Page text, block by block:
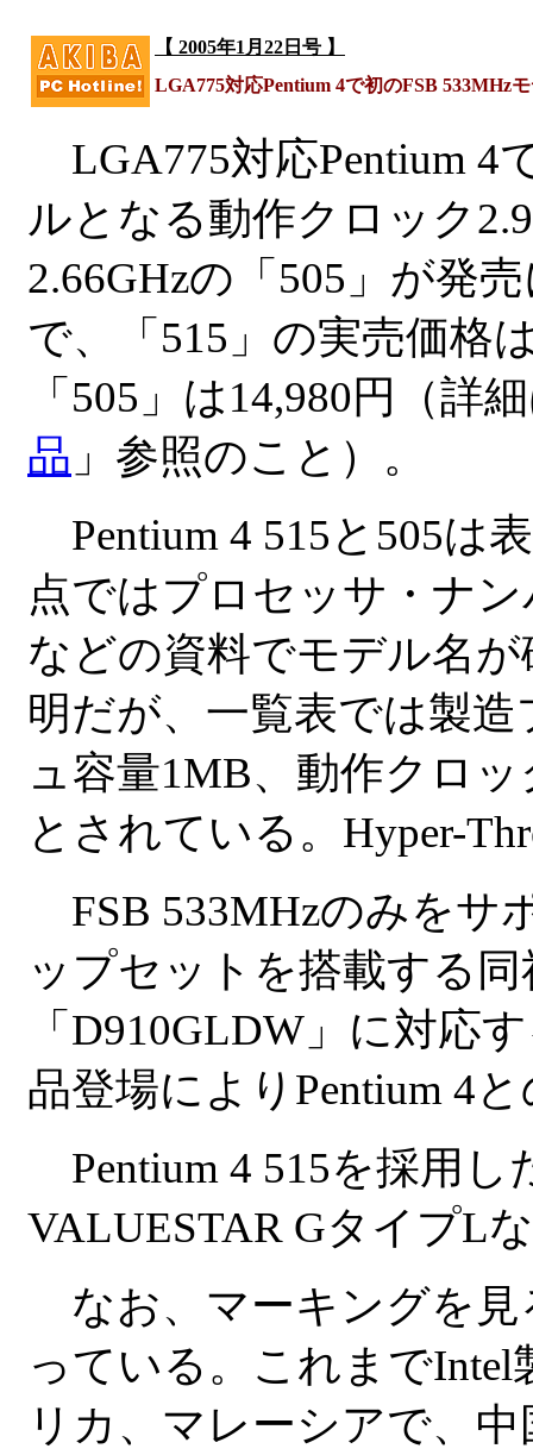
【 2005年1月22日号 】
LGA775対応Pentium 4で初のFSB 533MHz
LGA775対応Pentium 4
ルとなる動作クロック
2.66GHzの「505」が発
で、「515」の実売価格
「505」は14,980円（詳
品 」参照のこと）。
Pentium 4 515と505は
点ではプロセッサ・ナン
などの資料でモデル名
明だが、一覧表では製造
ュ容量1MB、動作クロッ
とされている。Hyper-
FSB 533MHzのみをサ
ップセットを搭載する
「D910GLDW」に対応
品登場によりPentium 4
Pentium 4 515を採用し
VALUESTAR GタイプL
なお、マーキングを見
っている。これまで
リカ、マレーシアで、